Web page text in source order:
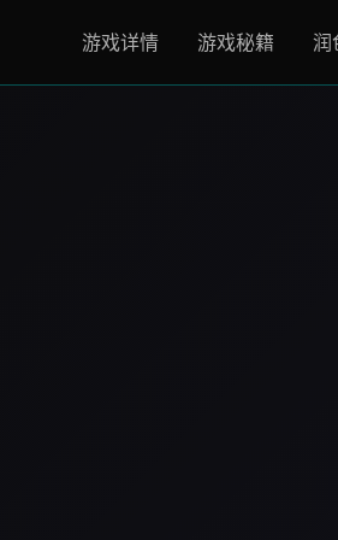
游戏详情 游戏秘籍 润